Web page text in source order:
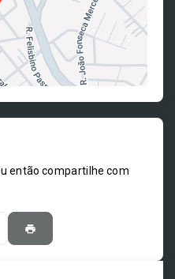
então compartilhe com